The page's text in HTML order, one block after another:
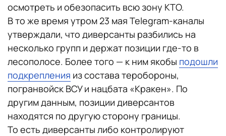
осмотреть и обезопасить всю зону КТО.
В то же время утром 23 мая Telegram-каналы
утверждали, что диверсанты разбились на
несколько групп и держат позиции где-то в
лесополосе. Более того — к ним якобы подошли
подкрепления из состава теробороны,
погранвойск ВСУ и нацбата «Кракен». По
другим данным, позиции диверсантов
находятся по другую сторону границы.
То есть диверсанты либо контролируют